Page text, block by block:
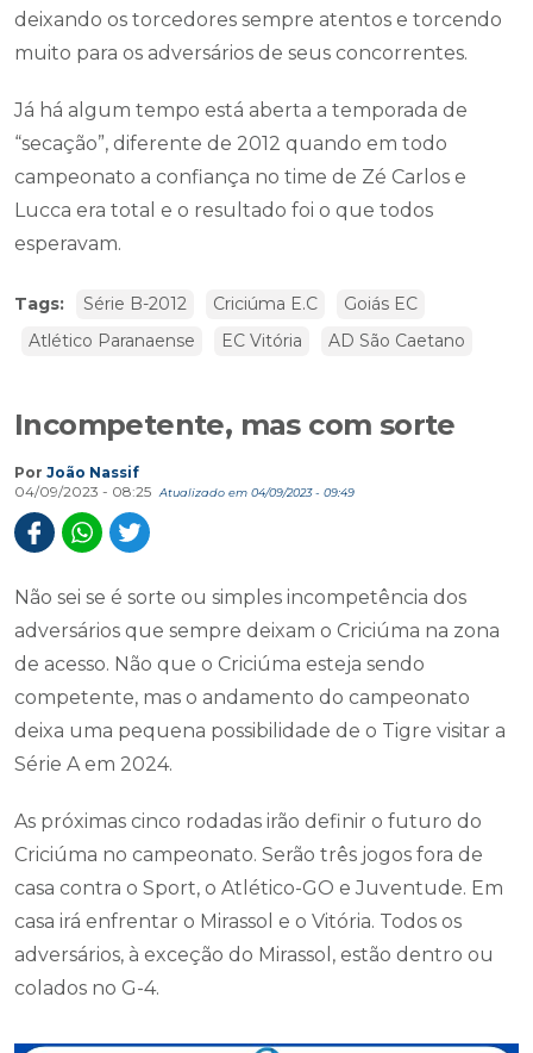
deixando os torcedores sempre atentos e torcendo
muito para os adversários de seus concorrentes.
Já há algum tempo está aberta a temporada de
“secação”, diferente de 2012 quando em todo
campeonato a confiança no time de Zé Carlos e
Lucca era total e o resultado foi o que todos
esperavam.
Tags: Série B-2012 Criciúma E.C
Goiás EC
Atlético Paranaense
EC Vitória AD São Caetano
Incompetente, mas com sorte
Por João Nassif
04/09/2023 - 08:25
Atualizado em 04/09/2023 - 09:49
Não sei se é sorte ou simples incompetência dos
adversários que sempre deixam o Criciúma na zona
de acesso. Não que o Criciúma esteja sendo
competente, mas o andamento do campeonato
deixa uma pequena possibilidade de o Tigre visitar a
Série A em 2024.
As próximas cinco rodadas irão definir o futuro do
Criciúma no campeonato. Serão três jogos fora de
casa contra o Sport, o Atlético-GO e Juventude. Em
casa irá enfrentar o Mirassol e o Vitória. Todos os
adversários, à exceção do Mirassol, estão dentro ou
colados no G-4.